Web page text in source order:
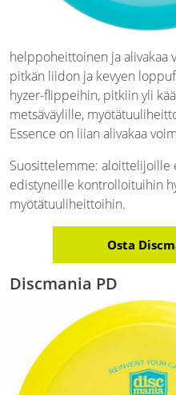
helppoheittoinen ja alivakaa
pitkän liidon ja kevyen
hyzer-flippeihin, pitkiin yli
metsäväylille,
Essence on liian alivakaa
Suosittelemme: aloittelijoille
edistyneille kontrolloituihin
myötätuuliheittoihin.
Osta
Discmania PD